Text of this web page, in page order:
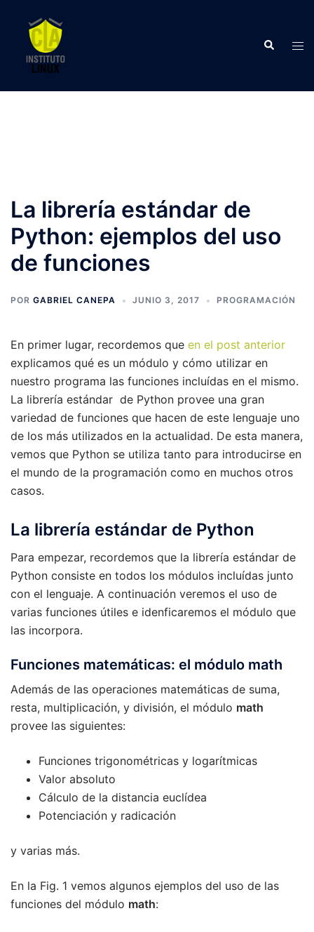
contenido
Buscar
La librería estándar de
Python: ejemplos del uso
de funciones
POR GABRIEL CANEPA JUNIO 3, 2017 PROGRAMACIÓN
En primer lugar, recordemos que en el post anterior
explicamos qué es un módulo y cómo utilizar en
nuestro programa las funciones incluídas en el mismo.
La librería estándar de Python provee una gran
variedad de funciones que hacen de este lenguaje uno
de los más utilizados en la actualidad. De esta manera,
vemos que Python se utiliza tanto para introducirse en
el mundo de la programación como en muchos otros
casos.
La librería estándar de Python
Para empezar, recordemos que la librería estándar de
Python consiste en todos los módulos incluídas junto
con el lenguaje. A continuación veremos el uso de
varias funciones útiles e idenficaremos el módulo que
las incorpora.
Funciones matemáticas: el módulo math
Además de las operaciones matemáticas de suma,
resta, multiplicación, y división, el módulo math
provee las siguientes:
Funciones trigonométricas y logarítmicas
Valor absoluto
Cálculo de la distancia euclídea
Potenciación y radicación
y varias más.
En la Fig. 1 vemos algunos ejemplos del uso de las
funciones del módulo math: